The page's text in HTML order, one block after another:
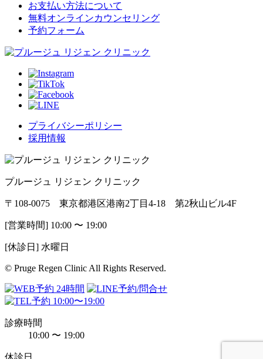
お支払い方法について
無料オンラインカウンセリング
予約フォーム
プライバシーポリシー
採用情報
プルージュ リジェン クリニック
〒108-0075 東京都港区港南2丁目4-18 第2秋山ビル4F
[営業時間] 10:00 〜 19:00
[休診日] 水曜日
© Pruge Regen Clinic All Rights Reserved.
診療時間
10:00 〜 19:00
休診日